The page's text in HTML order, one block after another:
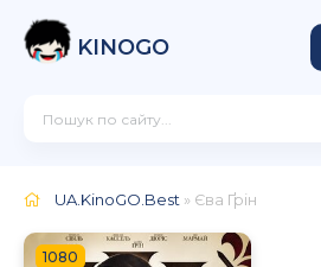
KINOGO
UA.KinoGO.Best » Єва Ґрін
1080